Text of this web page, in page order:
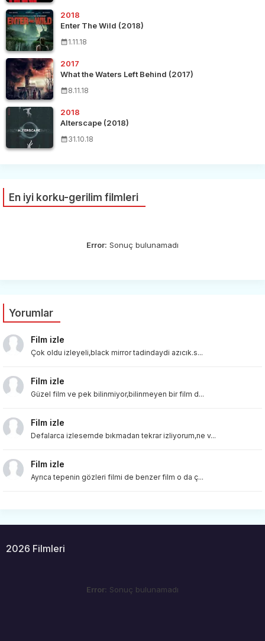
2018
Enter The Wild (2018)
1.11.18
2017
What the Waters Left Behind (2017)
8.11.18
2018
Alterscape (2018)
31.10.18
En iyi korku-gerilim filmleri
Error: Sonuç bulunamadı
Yorumlar
Film izle
Çok oldu izleyeli,black mirror tadindaydi azıcık.s...
Film izle
Güzel film ve pek bilinmiyor,bilinmeyen bir film d...
Film izle
Defalarca izlesemde bıkmadan tekrar izliyorum,ne v...
Film izle
Ayrıca tepenin gözleri filmi de benzer film o da ç...
2026 Filmleri
Error: Sonuç bulunamadı